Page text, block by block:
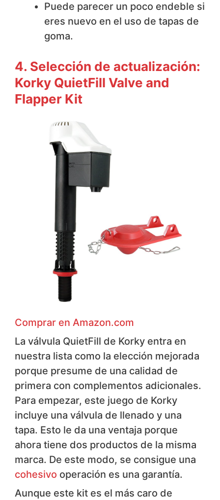
Puede parecer un poco endeble si
eres nuevo en el uso de tapas de
goma.
4. Selección de actualización:
Korky QuietFill Valve and
Flapper Kit
Comprar en Amazon.com
La válvula QuietFill de Korky entra en
nuestra lista como la elección mejorada
porque presume de una calidad de
primera con complementos adicionales.
Para empezar, este juego de Korky
incluye una válvula de llenado y una
tapa. Esto le da una ventaja porque
ahora tiene dos productos de la misma
marca. De este modo, se consigue una
cohesivo operación es una garantía.
Aunque este kit es el más caro de